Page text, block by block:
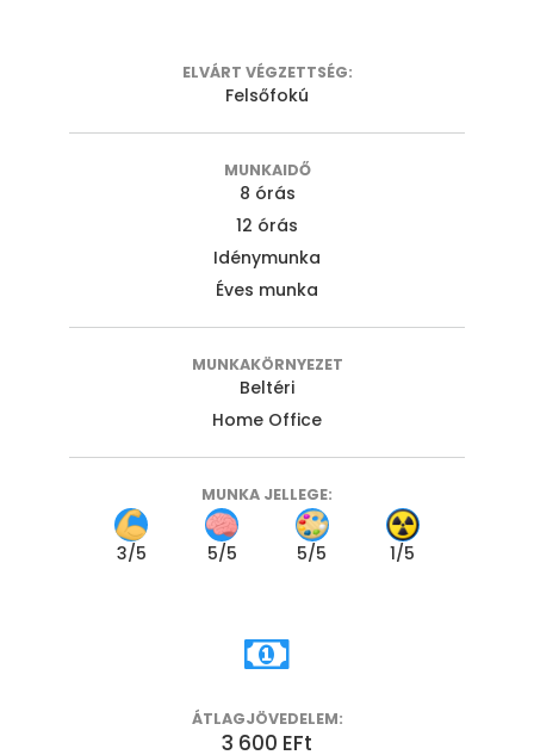
ELVÁRT VÉGZETTSÉG:
Felsőfokú
MUNKAIDŐ
8 órás
12 órás
Idénymunka
Éves munka
MUNKAKÖRNYEZET
Beltéri
Home Office
MUNKA JELLEGE:
3/5 5/5 5/5 1/5
ÁTLAGJÖVEDELEM:
3 600 EFt